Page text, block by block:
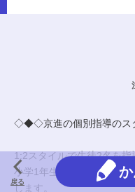
◇◆◇京進の個別指導の
1:2スタイルで生徒2名を
小学1年生～高校3年生に
します。
戻る